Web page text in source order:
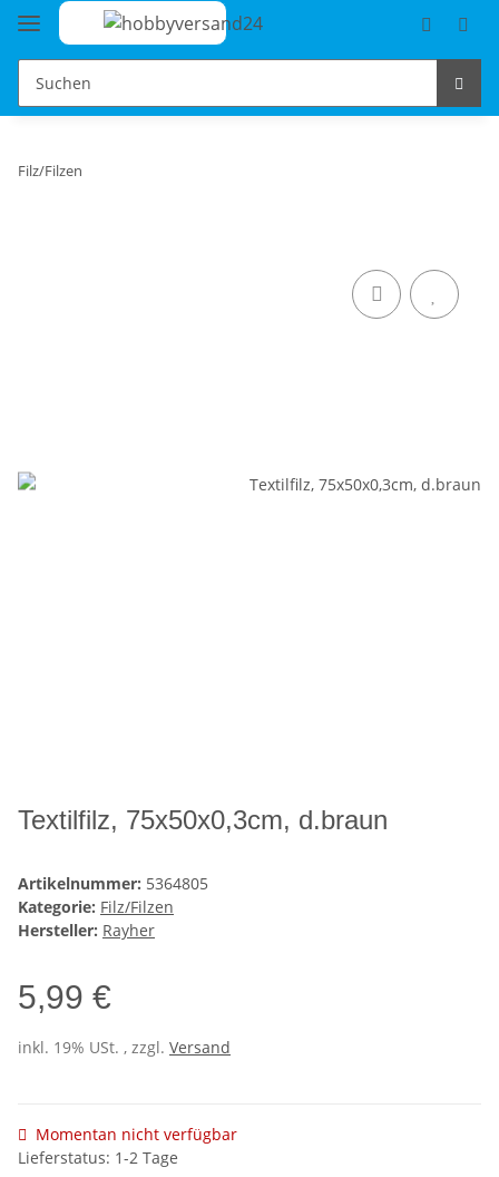
Filz/Filzen
Textilfilz, 75x50x0,3cm, d.braun
Artikelnummer: 5364805
Kategorie: Filz/Filzen
Hersteller: Rayher
5,99 €
inkl. 19% USt. , zzgl. Versand
Momentan nicht verfügbar
Lieferstatus: 1-2 Tage